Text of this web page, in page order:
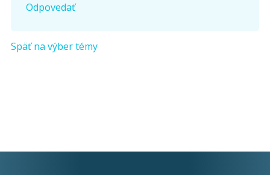
Odpovedať
Späť na výber témy